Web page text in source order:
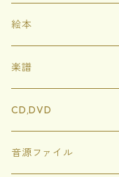
絵本
ハードカバー
ソフトカバー
ぬりえ
楽譜
イートンともりのどう
にじいろめがね
CD,DVD
音源ファイル